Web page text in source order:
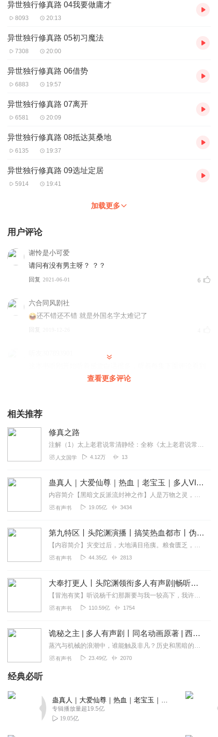
异世独行修真路 04我要做庸才
8093 20:13
异世独行修真路 05初习魔法
7308 20:00
异世独行修真路 06借势
6883 19:57
异世独行修真路 07离开
6581 20:09
异世独行修真路 08抵达莫桑地
6135 19:37
异世独行修真路 09选址定居
5914 19:41
加载更多
用户评论
谢怜是小可爱
请问有没有男主呀？ ？？
回复 2021-06-01 6
六合同风剧社
还不错还不错 就是外国名字太难记了
回复
后面旁白不多接着往下听越听越喜欢超喜听。这本书要是有
cMHJ
速度更，都在听第二遍了
你是来渡劫的
男强女强........
辣条味儿的小蛇妖
榕生
主播5星，女主有点白莲花。
姒嗣徽音
挺喜欢游历类的小说的，这本小说就是太独了，连个像样的
伙伴都没有，不过若伙伴是神之子那帮队伍，那还是一个人
的好。要是女主每独行一个地方都有一则故事，遇到一些人
这本书就丰满了。
黑蚊子的黑蚊子
太啰嗦了吧！走了走了
查看更多评论
相关推荐
修真之路
注解（1）太上老君说常清静经：全称《太上老君说常清静妙经》，或《太上老君说常清静真经》，又称《太上混元上德皇帝说常清静经》，简称《清静经》、《常清静经》。作...
人文国学 4.12万 13
蛊真人｜大爱仙尊｜热血｜老宝玉｜多人VIP免费有声剧
内容简介【黑暗文反派流封神之作】人是万物之灵，蛊是天地真精。一个穿越者不断重生的故事。一个养蛊、炼蛊、用蛊的奇特世界。配音组（男角色）老宝玉旁白...
有声书 19.05亿 3434
第九特区丨头陀渊演播丨搞笑热血都市丨伪戒丨VIP免费多人有声剧
【内容简介】灾变过后，大地满目疮痍。粮食匮乏，资源紧俏，局势混乱……一位从待规划区杀出来的青年，背对着漫天黄沙，孤身来到九区谋生，却不曾想偶然结识三五好友，一念...
有声书 44.35亿 2813
大奉打更人丨头陀渊领衔多人有声剧|畅听全集|王鹤棣、田曦薇主演影视剧原著|卖报小郎君
【冒泡有奖】听说杨千幻那厮要与我一较高下，我许七安要开始装叉了！快进入声音播放页戳下方输入框，冒个泡偷偷告诉我，我要用哪些诗词才能胜过他？说得好的，有赏！202...
有声书 110.59亿 1754
诡秘之主 | 多人有声剧丨同名动画原著 | 西幻克苏鲁 | 乌贼作品
蒸汽与机械的浪潮中，谁能触及非凡？历史和黑暗的迷雾里，又是谁在耳语？我从诡秘中醒来，睁眼看见这个世界：枪械，大炮，巨舰，飞空艇，差分机；魔药，占卜，诅咒，倒吊人...
有声书 23.49亿 2070
经典必听
专辑播放量超19.5亿
19.05亿